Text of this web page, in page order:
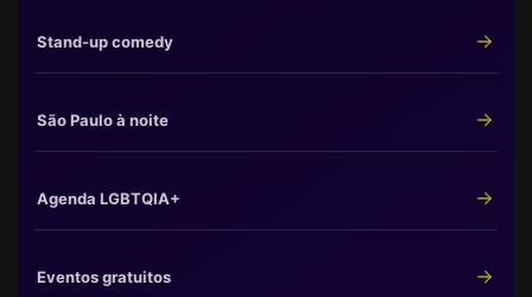
Stand-up comedy
São Paulo à noite
Agenda LGBTQIA+
Eventos gratuitos